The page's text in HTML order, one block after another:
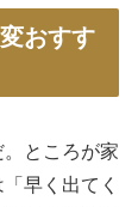
おすす
ところが家
早く出てく